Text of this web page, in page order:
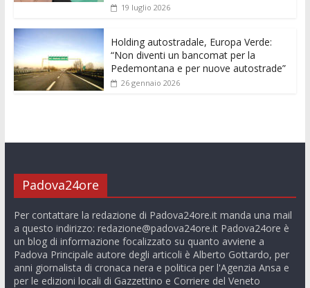
19 luglio 2026
Holding autostradale, Europa Verde:
“Non diventi un bancomat per la
Pedemontana e per nuove autostrade”
26 gennaio 2026
Padova24ore
Per contattare la redazione di Padova24ore.it manda una mail
a questo indirizzo: redazione@padova24ore.itPadova24ore è
un blog di informazione focalizzato su quanto avviene a
Padova Principale autore degli articoli è Alberto Gottardo, per
anni giornalista di cronaca nera e politica per l'Agenzia Ansa e
per le edizioni locali di Gazzettino e Corriere del Veneto